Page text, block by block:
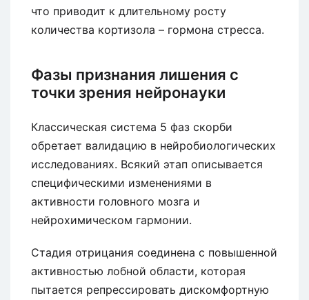
что приводит к длительному росту
количества кортизола – гормона стресса.
Фазы признания лишения с
точки зрения нейронауки
Классическая система 5 фаз скорби
обретает валидацию в нейробиологических
исследованиях. Всякий этап описывается
специфическими изменениями в
активности головного мозга и
нейрохимическом гармонии.
Стадия отрицания соединена с повышенной
активностью лобной области, которая
пытается репрессировать дискомфортную